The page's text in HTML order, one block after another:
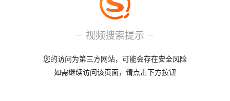
视频搜索提示
您的访问为第三方网站，可能会存在安全风险
如需继续访问该页面，请点击下方按钮